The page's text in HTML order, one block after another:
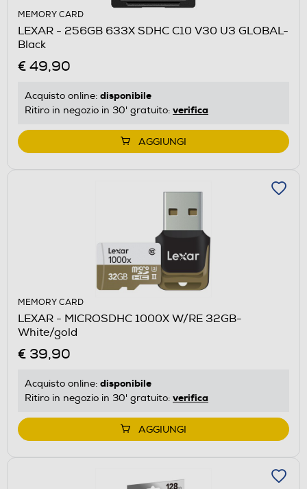
MEMORY CARD
LEXAR - 256GB 633X SDHC C10 V30 U3 GLOBAL-
Black
€ 49,90
Acquisto online: disponibile
Ritiro in negozio in 30' gratuito: verifica
AGGIUNGI
MEMORY CARD
LEXAR - MICROSDHC 1000X W/RE 32GB-
White/gold
€ 39,90
Acquisto online: disponibile
Ritiro in negozio in 30' gratuito: verifica
AGGIUNGI